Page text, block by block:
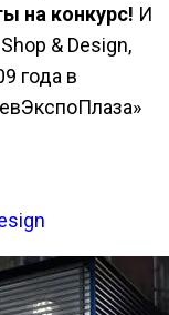
на конкурс! И
& Design,
года в